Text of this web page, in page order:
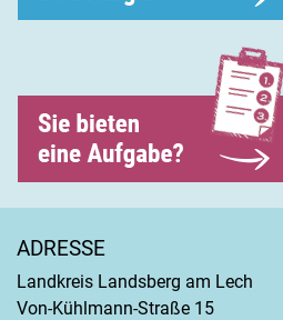
ADRESSE
Landkreis Landsberg am Lech
Von-Kühlmann-Straße 15